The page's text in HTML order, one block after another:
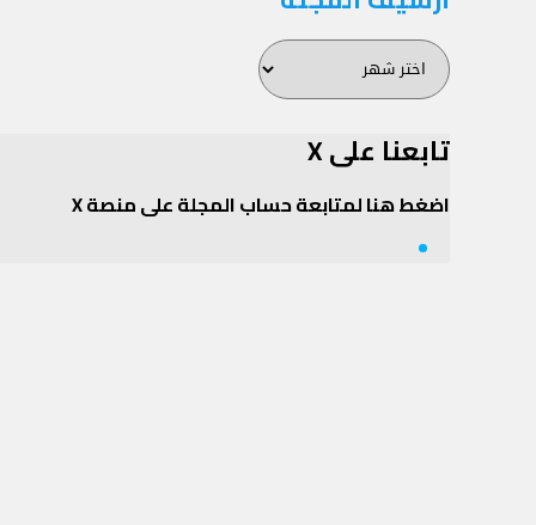
أرشيف
المجلة
تابعنا على X
اضغط هنا لمتابعة حساب المجلة على منصة X